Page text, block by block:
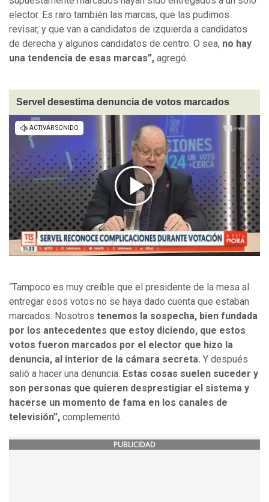
elector. Es raro también las marcas, que las pudimos
revisar, y que van a candidatos de izquierda a candidatos
de derecha y algunos candidatos de centro. O sea, no hay
una tendencia de esas marcas”, agregó.
Servel desestima denuncia de votos marcados
“Tampoco es muy creíble que el presidente de la mesa al
entregar esos votos no se haya dado cuenta que estaban
marcados. Nosotros tenemos la sospecha, bien fundada
por los antecedentes que estoy diciendo, que estos
votos fueron marcados por el elector que hizo la
denuncia, al interior de la cámara secreta. Y después
salió a hacer una denuncia. Estas cosas suelen suceder y
son personas que quieren desprestigiar el sistema y
hacerse un momento de fama en los canales de
televisión”, complementó.
PUBLICIDAD